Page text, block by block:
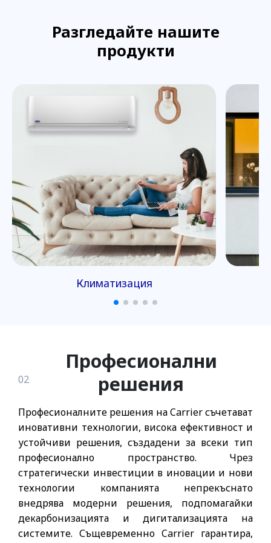
Разгледайте нашите
продукти
Термопомпи
02
Професионални
решения
Професионалните решения на Carrier съчетават
иновативни технологии, висока ефективност и
устойчиви решения, създадени за всеки тип
професионално пространство. Чрез
стратегически инвестиции в иновации и нови
технологии компанията непрекъснато
внедрява модерни решения, подпомагайки
декарбонизацията и дигитализацията на
системите. Същевременно Carrier гарантира,